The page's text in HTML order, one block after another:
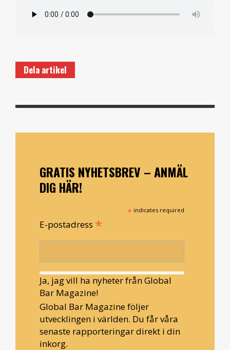
Dela artikel
GRATIS NYHETSBREV – ANMÄL
DIG HÄR!
* indicates required
E-postadress *
Ja, jag vill ha nyheter från Global
Bar Magazine!
Global Bar Magazine följer
utvecklingen i världen. Du får våra
senaste rapporteringar direkt i din
inkorg.